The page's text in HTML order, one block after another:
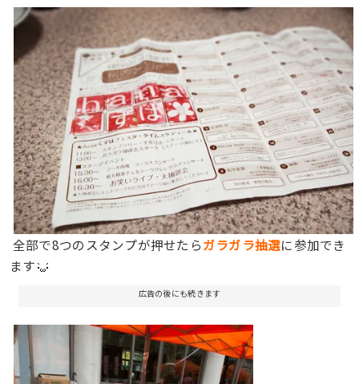
全部で8つのスタンプが押せたらガラガラ抽選に参加でき
ます
広告の後にも続きます